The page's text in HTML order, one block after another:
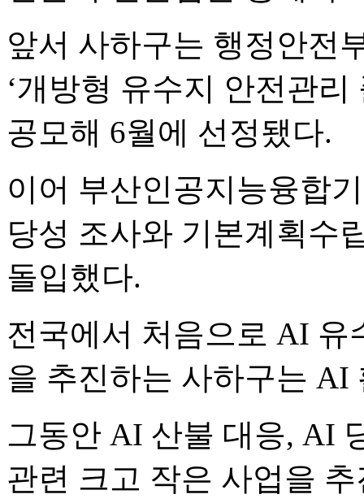
앞서 사하구는 행정안전
‘개방형 유수지 안전관
공모해 6월에 선정됐다.
이어 부산인공지능융합
당성 조사와 기본계획수
돌입했다.
전국에서 처음으로 AI 유
을 추진하는 사하구는 AI
그동안 AI 산불 대응, AI
관련 크고 작은 사업을